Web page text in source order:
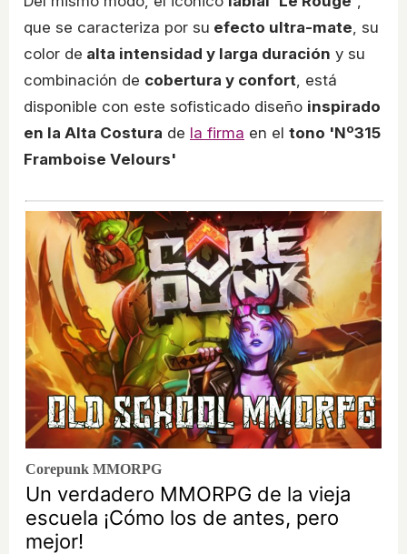
que se caracteriza por su efecto ultra-mate , su
color de alta intensidad y larga duración y su
combinación de cobertura y confort , está
disponible con este sofisticado diseño inspirado
en la Alta Costura de la firma en el tono 'Nº315
Framboise Velours'
Corepunk MMORPG
Un verdadero MMORPG de la vieja
escuela ¡Cómo los de antes, pero
mejor!